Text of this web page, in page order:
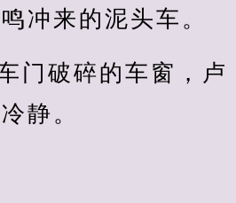
冲来的泥头车。
门破碎的车窗，卢
静。